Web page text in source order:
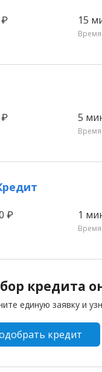
₽ 15
Время
₽ 5
Время
₽ 1
Время
кредита
единую заявку и
кредит